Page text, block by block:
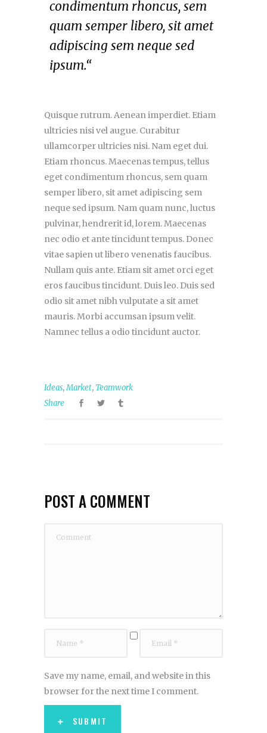
condimentum rhoncus, sem
quam semper libero, sit amet
adipiscing sem neque sed
ipsum.“
Quisque rutrum. Aenean imperdiet. Etiam
ultricies nisi vel augue. Curabitur
ullamcorper ultricies nisi. Nam eget dui.
Etiam rhoncus. Maecenas tempus, tellus
eget condimentum rhoncus, sem quam
semper libero, sit amet adipiscing sem
neque sed ipsum. Nam quam nunc, luctus
pulvinar, hendrerit id, lorem. Maecenas
nec odio et ante tincidunt tempus. Donec
vitae sapien ut libero venenatis faucibus.
Nullam quis ante. Etiam sit amet orci eget
eros faucibus tincidunt. Duis leo. Duis sed
odio sit amet nibh vulputate a sit amet
mauris. Morbi accumsan ipsum velit.
Namnec tellus a odio tincidunt auctor.
Ideas,Market,Teamwork
Share
POST A COMMENT
Save my name, email, and website in this
browser for the next time I comment.
SUBMIT